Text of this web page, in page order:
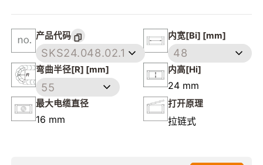
产品代码
SKS24.048.02.1
内宽[Bi] [mm]
48
弯曲半径[R] [mm]
55
内高[Hi]
24 mm
最大电缆直径
16 mm
打开原理
拉链式